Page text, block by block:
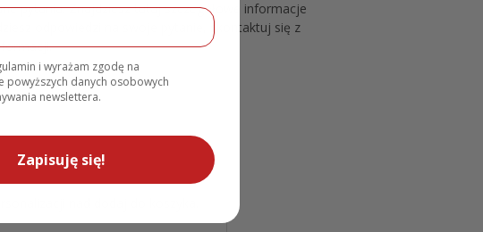
pytania. Znajdziesz tutaj szczegółowe informacje
odpowiedzi na swoje pytanie, skontaktuj się z
nad dodaj do koszyka.
i wyrażam zgodę na
powyższych danych osobowych
newslettera.
Zapisuję się!